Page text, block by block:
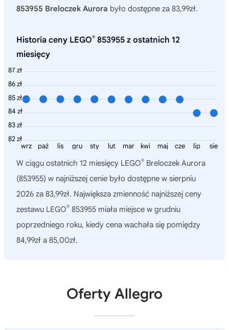
853955 Breloczek Aurora było dostępne za 83,99zł.
Historia ceny LEGO® 853955 z ostatnich 12
miesięcy
87 zł
86 zł
85 zł
84 zł
83 zł
82 zł
sie
lip
cze
maj
kwi
mar
lut
sty
gru
lis
paź
wrz
W ciągu ostatnich 12 miesięcy LEGO® Breloczek Aurora
(853955) w najniższej cenie było dostępne w sierpniu
2026 za 83,99zł. Największa zmienność najniższej ceny
zestawu LEGO® 853955 miała miejsce w grudniu
poprzedniego roku, kiedy cena wachała się pomiędzy
84,99zł a 85,00zł.
Oferty Allegro